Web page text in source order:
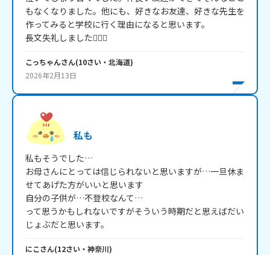
もなくなりました。他にも、好きなお友達、好きな先生を
作ってみると学校に行く理由になると思います。
長文失礼しました🙇🏻‍♀️
こっちゃんさん(10さい・ 北海道)
2026年2月13日
私も
私もそうでした…
お母さんにとっては信じられないと思いますが…一旦休ま
せてあげた方がいいと思います
自分の子供が…不登校なんて…
って思うかもしれないですがそういう時期だと思えばだい
じょぶだと思います。
にこさん(12さい・ 神奈川)